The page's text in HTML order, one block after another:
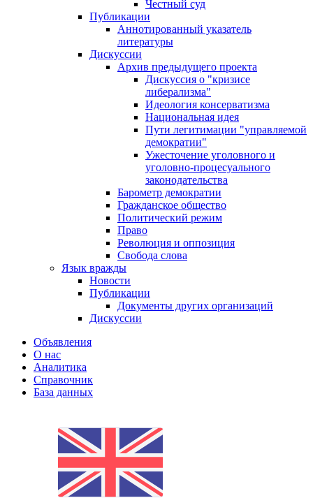
Честный суд
Публикации
Аннотированный указатель
литературы
Дискуссии
Архив предыдущего проекта
Дискуссия о "кризисе
либерализма"
Идеология консерватизма
Национальная идея
Пути легитимации "управляемой
демократии"
Ужесточение уголовного и
уголовно-процесуального
законодательства
Барометр демократии
Гражданское общество
Политический режим
Право
Революция и оппозиция
Свобода слова
Язык вражды
Новости
Публикации
Документы других организаций
Дискуссии
Объявления
О нас
Аналитика
Справочник
База данных